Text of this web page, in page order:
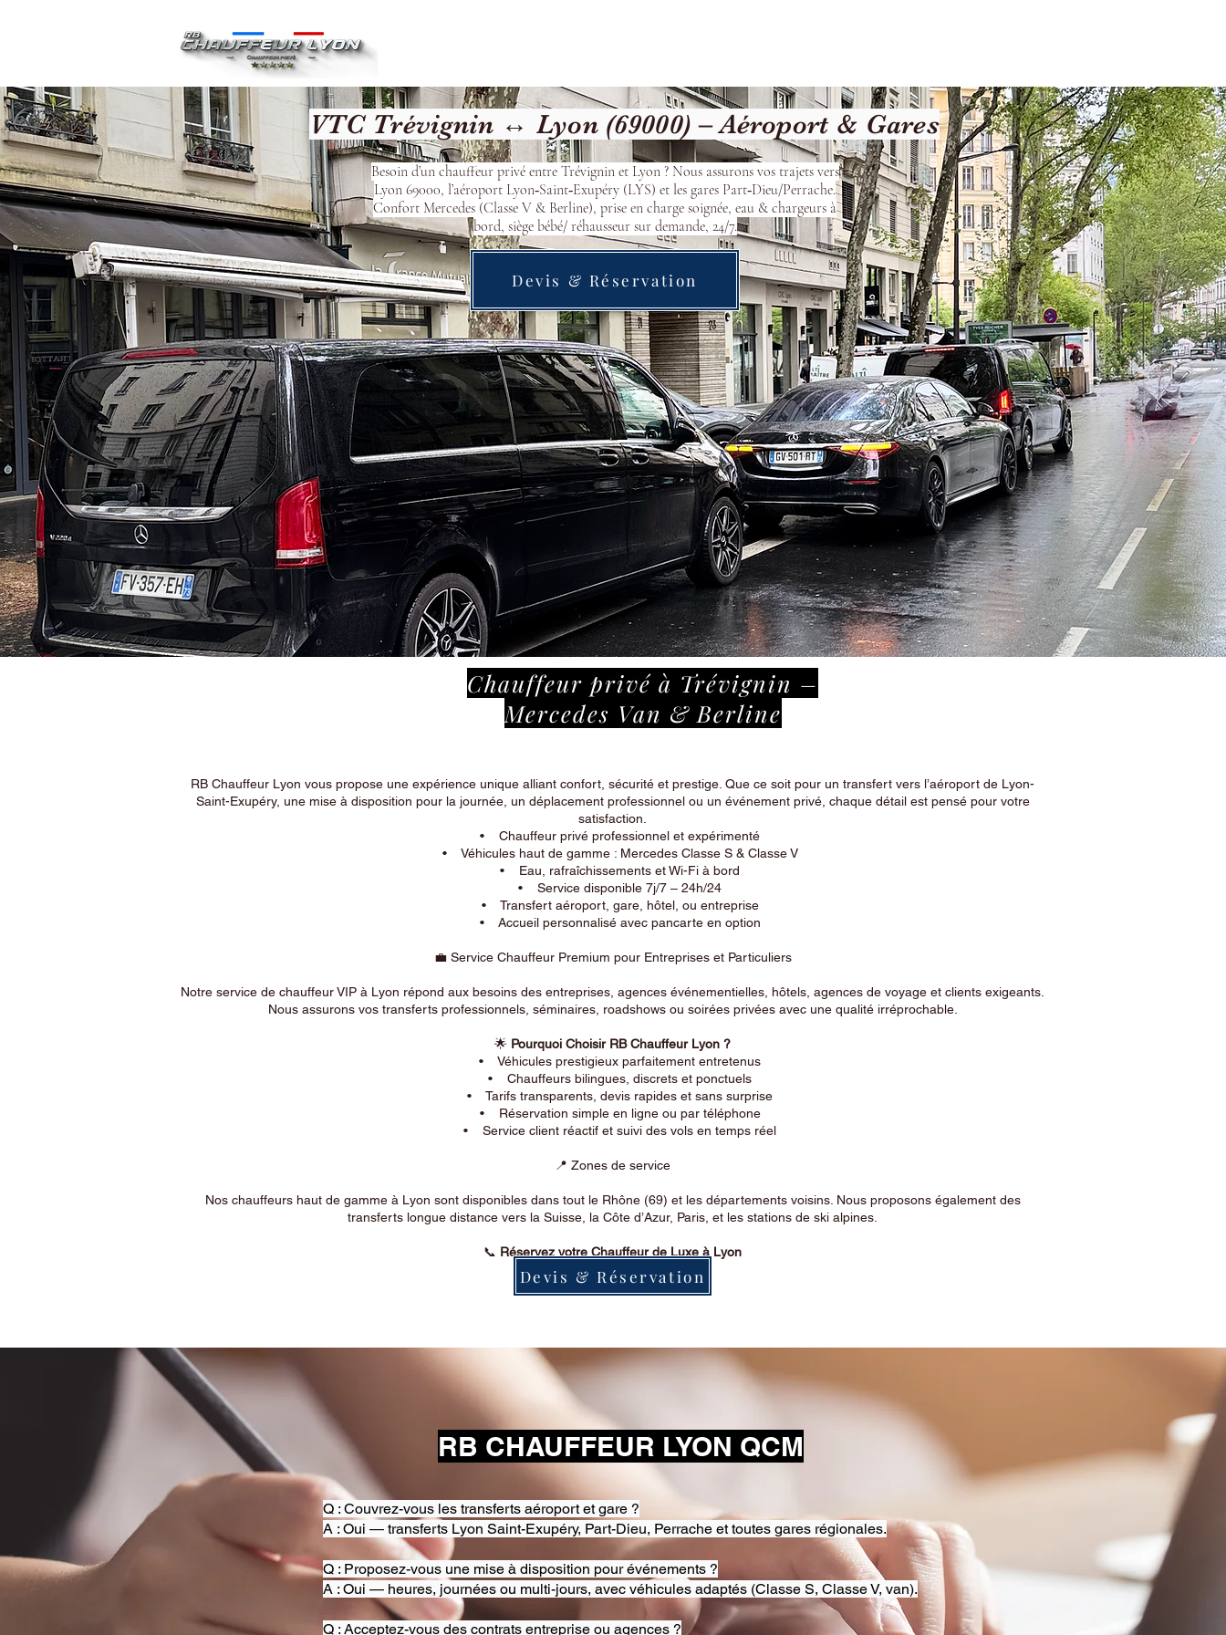
VTC Trévignin ↔ Lyon (69000) – Aéroport & Gares
Besoin d’un chauffeur privé entre Trévignin et Lyon ? Nous assurons vos trajets vers
Lyon 69000, l’aéroport Lyon‑Saint‑Exupéry (LYS) et les gares Part‑Dieu/Perrache.
Confort Mercedes (Classe V & Berline), prise en charge soignée, eau & chargeurs à
bord, siège bébé/ réhausseur sur demande, 24/7.
Devis & Réservation
Chauffeur privé à Trévignin –
Mercedes Van & Berline
RB Chauffeur Lyon vous propose une expérience unique alliant confort, sécurité et prestige. Que ce soit pour un transfert vers l’aéroport de Lyon-
Saint-Exupéry, une mise à disposition pour la journée, un déplacement professionnel ou un événement privé, chaque détail est pensé pour votre
satisfaction.
• Chauffeur privé professionnel et expérimenté
• Véhicules haut de gamme : Mercedes Classe S & Classe V
• Eau, rafraîchissements et Wi-Fi à bord
• Service disponible 7j/7 – 24h/24
• Transfert aéroport, gare, hôtel, ou entreprise
• Accueil personnalisé avec pancarte en option
💼 Service Chauffeur Premium pour Entreprises et Particuliers
Notre service de chauffeur VIP à Lyon répond aux besoins des entreprises, agences événementielles, hôtels, agences de voyage et clients exigeants.
Nous assurons vos transferts professionnels, séminaires, roadshows ou soirées privées avec une qualité irréprochable.
🌟 Pourquoi Choisir RB Chauffeur Lyon ?
• Véhicules prestigieux parfaitement entretenus
• Chauffeurs bilingues, discrets et ponctuels
• Tarifs transparents, devis rapides et sans surprise
• Réservation simple en ligne ou par téléphone
• Service client réactif et suivi des vols en temps réel
📍 Zones de service
Nos chauffeurs haut de gamme à Lyon sont disponibles dans tout le Rhône (69) et les départements voisins. Nous proposons également des
transferts longue distance vers la Suisse, la Côte d’Azur, Paris, et les stations de ski alpines.
📞 Réservez votre Chauffeur de Luxe à Lyon
Devis & Réservation
RB CHAUFFEUR LYON QCM
Q : Couvrez-vous les transferts aéroport et gare ?
A : Oui — transferts Lyon Saint-Exupéry, Part-Dieu, Perrache et toutes gares régionales.
Q : Proposez-vous une mise à disposition pour événements ?
A : Oui — heures, journées ou multi-jours, avec véhicules adaptés (Classe S, Classe V, van).
Q : Acceptez-vous des contrats entreprise ou agences ?